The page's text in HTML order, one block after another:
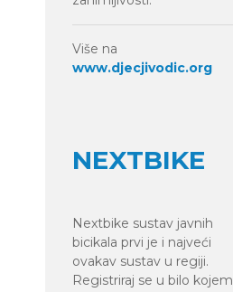
Više na
www.djecjivodic.org
NEXTBIKE
Nextbike sustav javnih
bicikala prvi je i najveći
ovakav sustav u regiji.
Registriraj se u bilo kojem